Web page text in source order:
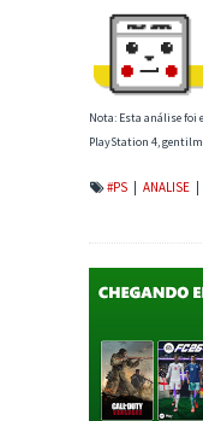
Nota: Esta análise foi
PlayStation 4,
#PS ANALISE